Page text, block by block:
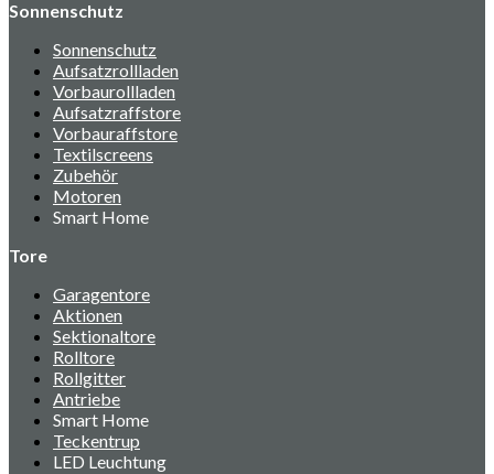
Sonnenschutz
Sonnenschutz
Aufsatzrollladen
Vorbaurollladen
Aufsatzraffstore
Vorbauraffstore
Textilscreens
Zubehör
Motoren
Smart Home
Tore
Garagentore
Aktionen
Sektionaltore
Rolltore
Rollgitter
Antriebe
Smart Home
Teckentrup
LED Leuchtung